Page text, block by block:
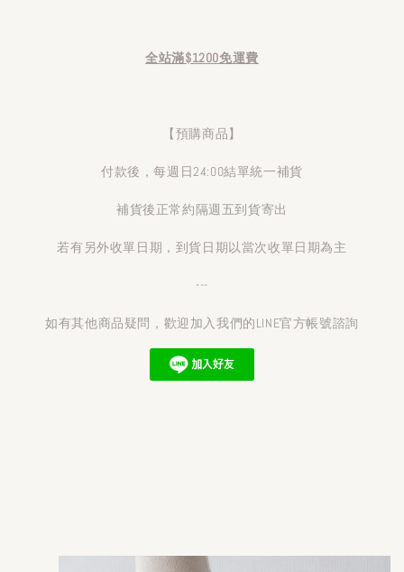
全站滿$1200免運費
【預購商品】
付款後，每週日24:00結單統一補貨
補貨後正常約隔週五到貨寄出
若有另外收單日期，到貨日期以當次收單日期為主
---
如有其他商品疑問，歡迎加入我們的LINE官方帳號諮詢